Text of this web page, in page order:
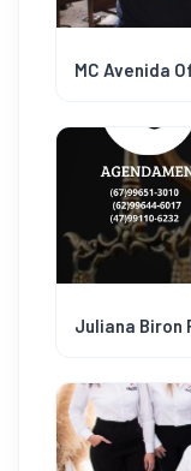
MC Avenida
Juliana Biron